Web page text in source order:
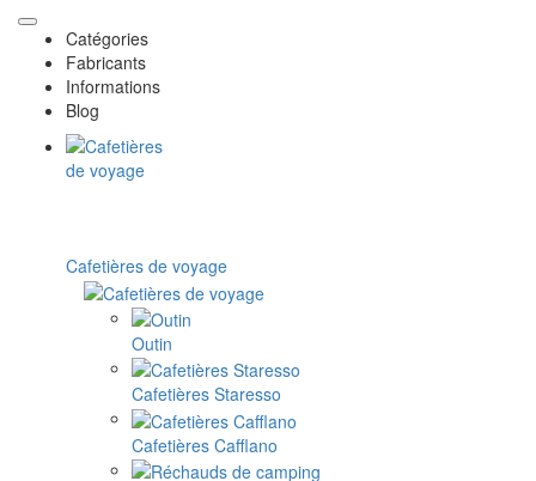
Catégories
Fabricants
Informations
Blog
Cafetières de voyage
Outin
Cafetières Staresso
Cafetières Cafflano